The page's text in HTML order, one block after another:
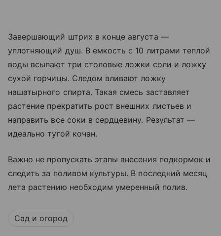
Завершающий штрих в конце августа —
уплотняющий душ. В емкость с 10 литрами теплой
воды всыпают три столовые ложки соли и ложку
сухой горчицы. Следом вливают ложку
нашатырного спирта. Такая смесь заставляет
растение прекратить рост внешних листьев и
направить все соки в сердцевину. Результат —
идеально тугой кочан.
Важно не пропускать этапы внесения подкормок и
следить за поливом культуры. В последний месяц
лета растению необходим умеренный полив.
Сад и огород